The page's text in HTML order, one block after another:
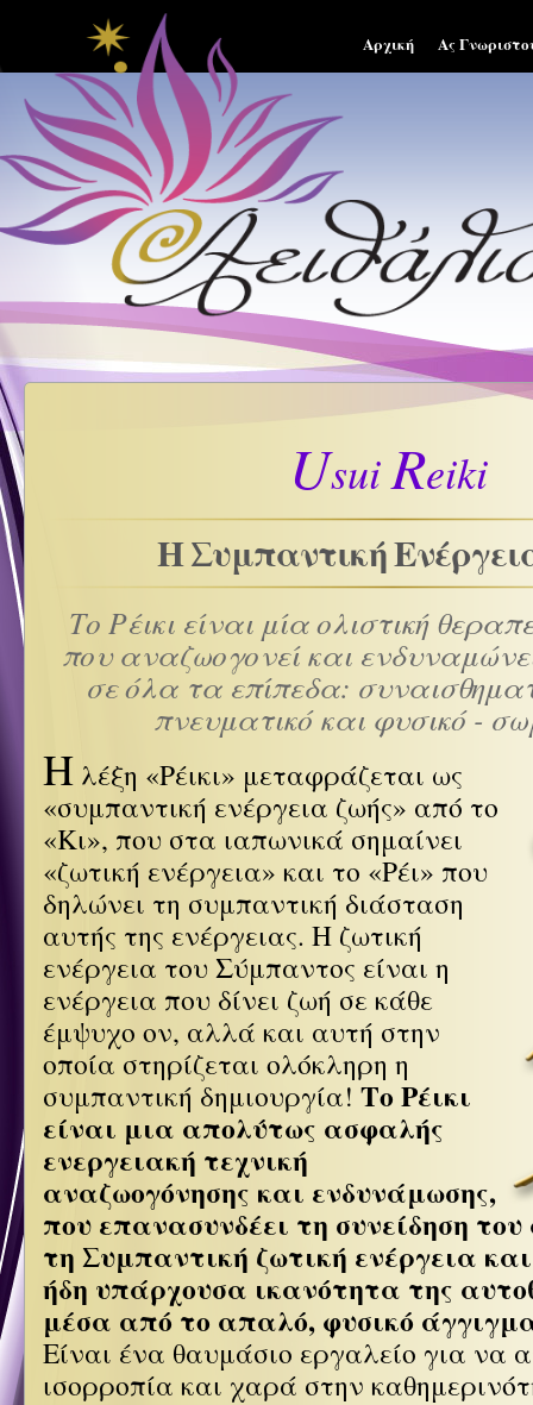
Αρχική Ας
UsuiReiki
Η Συμπαντική
Το Ρέικι είναι μία ολιστική
που αναζωογονεί και
σε όλα τα επίπεδα:
πνευματικό και φυσικό -
Η λέξη «Ρέικι» μεταφράζεται ως
«συμπαντική ενέργεια ζωής» από το
«Κι», που στα ιαπωνικά σημαίνει
«ζωτική ενέργεια» και το «Ρέι» που
δηλώνει τη συμπαντική διάσταση
αυτής της ενέργειας. Η ζωτική
ενέργεια του Σύμπαντος είναι η
ενέργεια που δίνει ζωή σε κάθε
έμψυχο ον, αλλά και αυτή στην
οποία στηρίζεται ολόκληρη η
συμπαντική δημιουργία! Το Ρέικι
είναι μια απολύτως ασφαλής
ενεργειακή τεχνική
αναζωογόνησης και ενδυνάμωσης,
που επανασυνδέει τη συνείδηση
τη Συμπαντική ζωτική ενέργεια
ήδη υπάρχουσα ικανότητα της
μέσα από το απαλό, φυσικό
Είναι ένα θαυμάσιο εργαλείο για να
ισορροπία και χαρά στην